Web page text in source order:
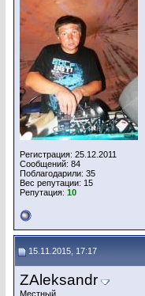
Регистрация: 25.12.2011
Сообщений: 84
Поблагодарили: 35
Вес репутации: 15
Репутация: 10
15.11.2015, 17:17
ZAleksandr
Местный